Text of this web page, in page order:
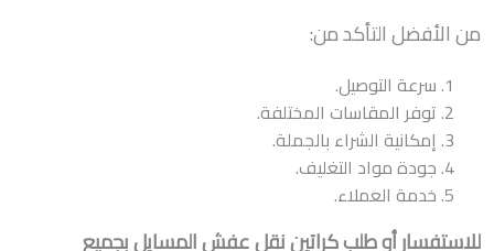
من الأفضل التأكد من:
سرعة التوصيل.
توفر المقاسات المختلفة.
إمكانية الشراء بالجملة.
جودة مواد التغليف.
خدمة العملاء.
للاستفسار أو طلب كراتين نقل عفش المسايل بجميع